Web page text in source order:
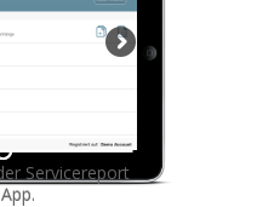
Servicereport